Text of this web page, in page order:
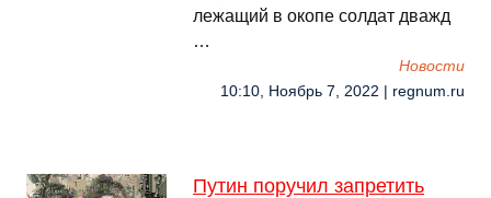
лежащий в окопе солдат дважд
…
Новости
10:10, Ноябрь 7, 2022 | regnum.ru
Путин поручил запретить